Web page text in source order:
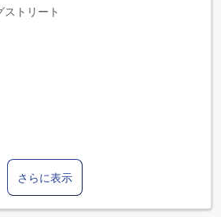
ストリート
さらに表示